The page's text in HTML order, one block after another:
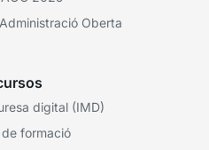
Oberta
digital (IMD)
formació